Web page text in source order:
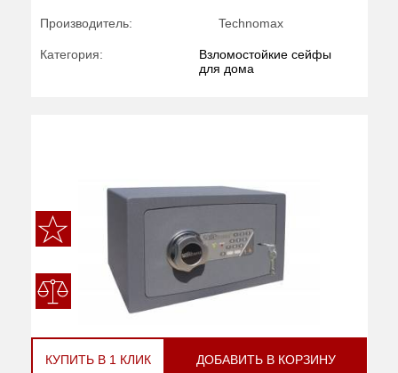
Производитель: Technomax
Категория:
Взломостойкие сейфы
для дома
КУПИТЬ В 1 КЛИК ДОБАВИТЬ В КОРЗИНУ